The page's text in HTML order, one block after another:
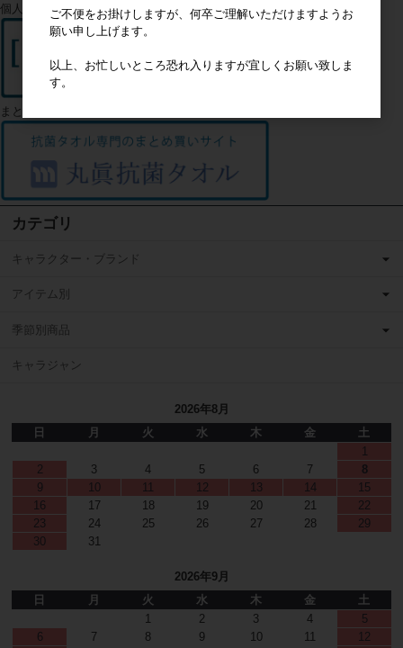
個人のお客様はこちらからご確認ください
まとめ買いをご希望のお客様はこちら
カテゴリ
キャラクター・ブランド
アイテム別
季節別商品
キャラジャン
2026年8月
日
月 火 水 木 金
土
1
2
3 4 5 6 7
8
9
10 11 12 13 14
15
16
17 18 19 20 21
22
23
24 25 26 27 28
29
30
31
2026年9月
日
月 火 水 木 金
土
1
2 3 4
5
6
7 8 9 10 11 12
ご不便をお掛けしますが、何卒ご理解いただけますようお
願い申し上げます。
以上、お忙しいところ恐れ入りますが宜しくお願い致しま
す。